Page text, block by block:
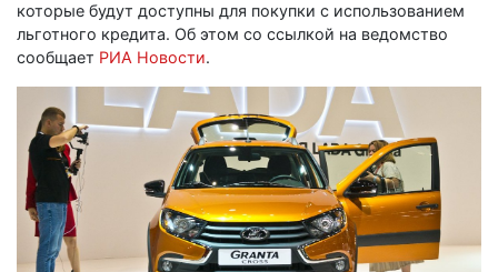
которые будут доступны для покупки с использованием
льготного кредита. Об этом со ссылкой на ведомство
сообщает РИА Новости.